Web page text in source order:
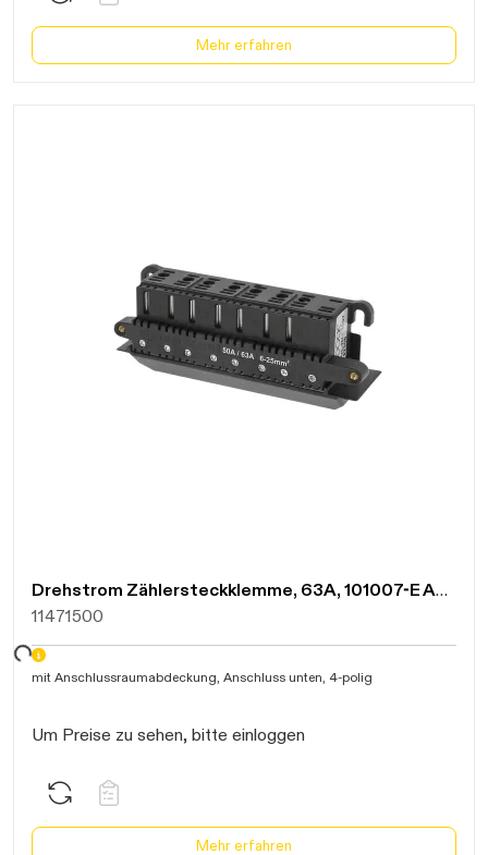
Mehr erfahren
Drehstrom Zählersteckklemme, 63A, 101007-E Anschluss unten, 4pol. 3P+N
11471500
Daten werden geladen. Bitte warten...
mit Anschlussraumabdeckung, Anschluss unten, 4-polig
Um Preise zu sehen, bitte einloggen
Mehr erfahren